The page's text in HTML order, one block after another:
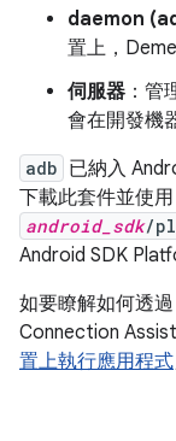
daemon
置上，
伺服器 ：管
會在開發機
adb 已納入
下載此套件並使用
android_sdk/
Android SDK
如要瞭解如何透過
Connection
置上執行應用程式